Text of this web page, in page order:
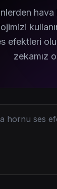
efektleri
zekamız